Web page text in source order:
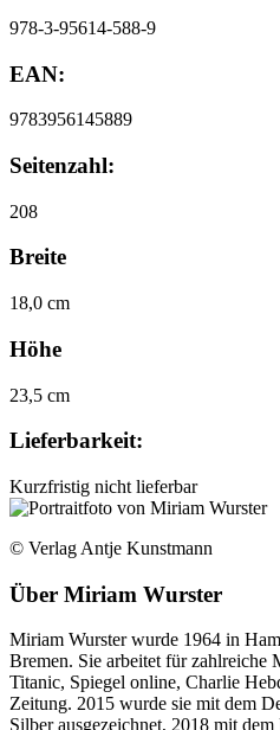
978-3-95614-588-9
EAN:
9783956145889
Seitenzahl:
208
Breite
18,0 cm
Höhe
23,5 cm
Lieferbarkeit:
Kurzfristig nicht lieferbar
© Verlag Antje Kunstmann
Über Miriam Wurster
Miriam Wurster wurde 1964 in
Bremen. Sie arbeitet für zahlreiche
Titanic, Spiegel online, Charlie
Zeitung. 2015 wurde sie mit dem
Silber ausgezeichnet, 2018 mit